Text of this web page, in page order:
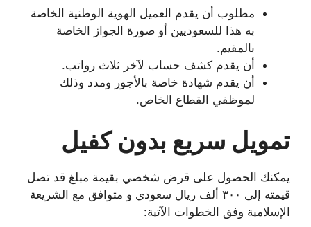
مطلوب أن يقدم العميل الهوية الوطنية الخاصة
به هذا للسعوديين أو صورة الجواز الخاصة
بالمقيم.
أن يقدم كشف حساب لآخر ثلاث رواتب.
أن يقدم شهادة خاصة بالأجور ومدد وذلك
لموظفي القطاع الخاص.
تمويل سريع بدون كفيل
يمكنك الحصول على قرض شخصي بقيمة مبلغ قد تصل
قيمته إلى ٣٠٠ ألف ريال سعودي و متوافق مع الشريعة
الإسلامية وفق الخطوات الآتية: